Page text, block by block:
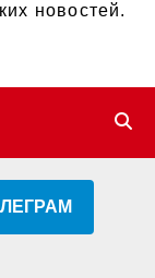
новостей.